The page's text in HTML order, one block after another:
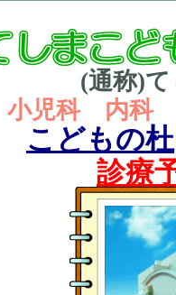
(通称)
小児科 内科
こどもの杜
診療